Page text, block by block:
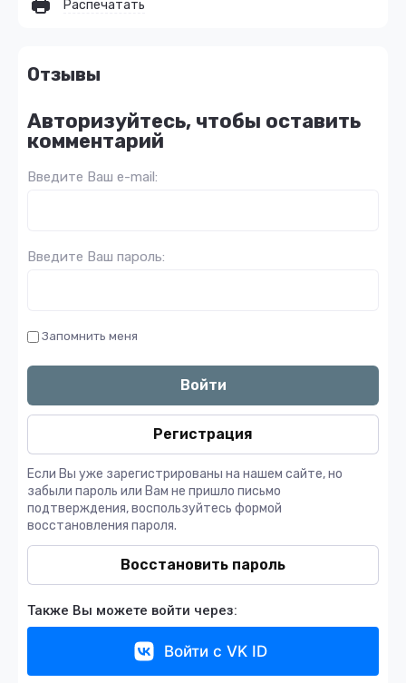
Распечатать
Отзывы
Авторизуйтесь, чтобы оставить
комментарий
Введите Ваш e-mail:
Введите Ваш пароль:
Запомнить меня
Войти
Регистрация
Если Вы уже зарегистрированы на нашем сайте, но
забыли пароль или Вам не пришло письмо
подтверждения, воспользуйтесь формой
восстановления пароля.
Восстановить пароль
Также Вы можете войти через:
Войти с VK ID